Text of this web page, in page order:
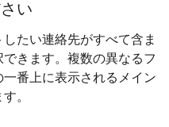
い
たい連絡先がすべて含ま
きます。複数の異なるフ
番上に表示されるメイン
。